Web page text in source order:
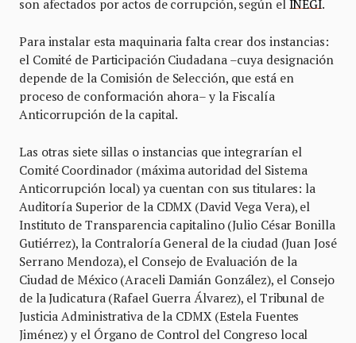
son afectados por actos de corrupción, según el INEGI.
Para instalar esta maquinaria falta crear dos instancias:
el Comité de Participación Ciudadana –cuya designación
depende de la Comisión de Selección, que está en
proceso de conformación ahora– y la Fiscalía
Anticorrupción de la capital.
Las otras siete sillas o instancias que integrarían el
Comité Coordinador (máxima autoridad del Sistema
Anticorrupción local) ya cuentan con sus titulares: la
Auditoría Superior de la CDMX (David Vega Vera), el
Instituto de Transparencia capitalino (Julio César Bonilla
Gutiérrez), la Contraloría General de la ciudad (Juan José
Serrano Mendoza), el Consejo de Evaluación de la
Ciudad de México (Araceli Damián González), el Consejo
de la Judicatura (Rafael Guerra Álvarez), el Tribunal de
Justicia Administrativa de la CDMX (Estela Fuentes
Jiménez) y el Órgano de Control del Congreso local